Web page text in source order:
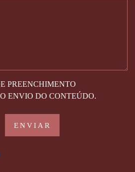
PREENCHIMENTO
ENVIO DO CONTEÚDO.